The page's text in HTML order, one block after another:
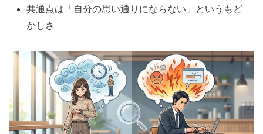
共通点は「自分の思い通りにならない」というもど
かしさ